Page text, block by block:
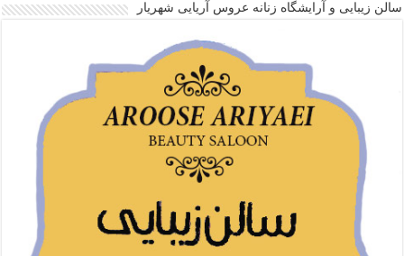
سالن زیبایی و آرایشگاه زنانه عروس آریایی شهریار